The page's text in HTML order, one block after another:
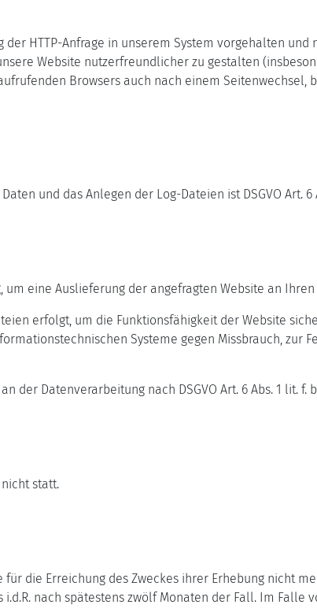
HTTP-Anfrage in unserem System vorgehalten und
Website nutzerfreundlicher zu gestalten
Browsers auch nach einem Seitenwechsel,
und das Anlegen der Log-Dateien ist DSGVO Art. 6
um eine Auslieferung der angefragten Website an
erfolgt, um die Funktionsfähigkeit der Website
Systeme gegen Missbrauch, zur
der Datenverarbeitung nach DSGVO Art. 6 Abs. 1 lit. f.
statt.
die Erreichung des Zweckes ihrer Erhebung nicht
nach spätestens zwölf Monaten der Fall. Im Falle